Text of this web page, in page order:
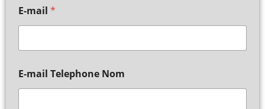
E-mail *
E-mail Telephone Nom